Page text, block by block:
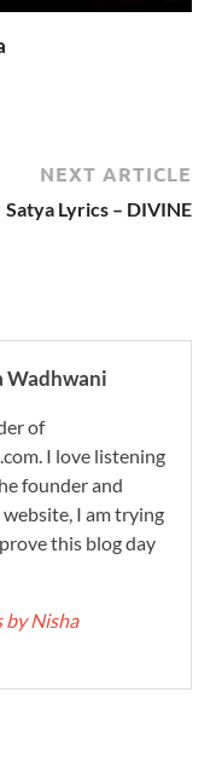
NEXT ARTICLE
Satya Lyrics – DIVINE
Wadhwani
of
I love listening
founder and
I am trying
this blog day
by Nisha